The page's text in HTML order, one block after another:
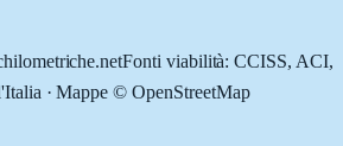
Fonti viabilità: CCISS, ACI,
· Mappe © OpenStreetMap